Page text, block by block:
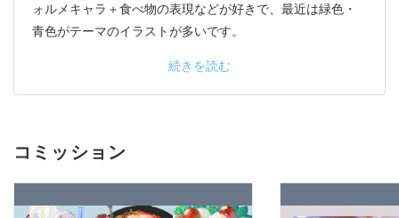
ォルメキャラ＋食べ物の表現などが好きで、最近は緑色・
青色がテーマのイラストが多いです。
続きを読む
コミッション